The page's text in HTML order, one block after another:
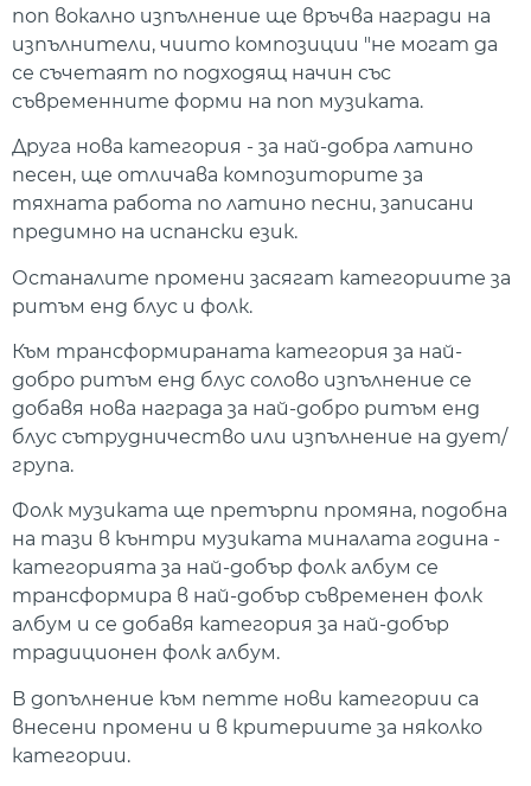
поп вокално изпълнение ще връчва награди на
изпълнители, чиито композиции "не могат да
се съчетаят по подходящ начин със
съвременните форми на поп музиката.
Друга нова категория - за най-добра латино
песен, ще отличава композиторите за
тяхната работа по латино песни, записани
предимно на испански език.
Останалите промени засягат категориите за
ритъм енд блус и фолк.
Към трансформираната категория за най-
добро ритъм енд блус солово изпълнение се
добавя нова награда за най-добро ритъм енд
блус сътрудничество или изпълнение на дует/
група.
Фолк музиката ще претърпи промяна, подобна
на тази в кънтри музиката миналата година -
категорията за най-добър фолк албум се
трансформира в най-добър съвременен фолк
албум и се добавя категория за най-добър
традиционен фолк албум.
В допълнение към петте нови категории са
внесени промени и в критериите за няколко
категории.